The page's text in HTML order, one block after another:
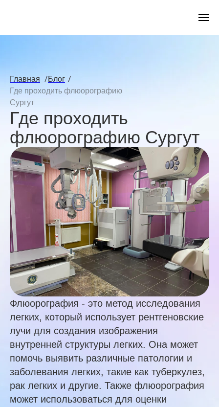
Главная /Блог /
Где проходить флюорографию
Сургут
Где проходить
флюорографию Сургут
Флюорография - это метод исследования
легких, который использует рентгеновские
лучи для создания изображения
внутренней структуры легких. Она может
помочь выявить различные патологии и
заболевания легких, такие как туберкулез,
рак легких и другие. Также флюорография
может использоваться для оценки